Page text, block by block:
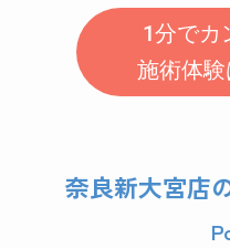
1分でカ
施術体
奈良新大宮店